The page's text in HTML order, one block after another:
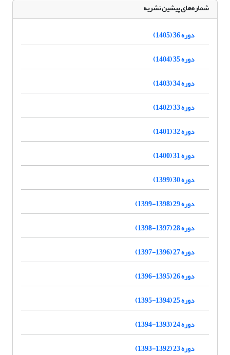
شماره‌های پیشین نشریه
دوره 36 (1405)
دوره 35 (1404)
دوره 34 (1403)
دوره 33 (1402)
دوره 32 (1401)
دوره 31 (1400)
دوره 30 (1399)
دوره 29 (1398-1399)
دوره 28 (1397-1398)
دوره 27 (1396-1397)
دوره 26 (1395-1396)
دوره 25 (1394-1395)
دوره 24 (1393-1394)
دوره 23 (1392-1393)